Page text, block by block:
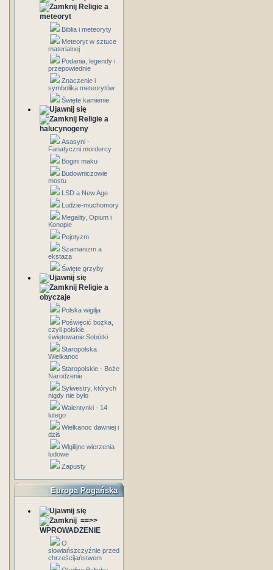
Religie a
meteoryt
Biblia i meteoryty
Meteoryt w sztuce
materialnej
Podania, legendy i
przepowiednie
Znaczenie i
symbolika meteorytów
Święte kamienie
Religie a
halucynogeny
Asasyni -
Fanatyczni mordercy
Bogini maku
Budowniczowie
mostu
LSD a New Age
Ludzie-muchomory
Megality, Opium i
Konopie
Pejotyzm
Szamanizm a
ekstaza
Święte grzyby
Religie a
obyczaje
Polska wigilja
Poświęcić bożka,
czyli polskie
świętowanie Sobótki
Staropolska
Wielkanoc
Staropolskie - Boże
Narodzenie
Sylwestry, których
nigdy nie było
Walentynki - 14
lutego
Wielkanoc dawniej i
dziś
Wigilijne wierzenia
ludowe
Zapusty
Europa Pogańska
==>>
WPROWADZENIE
O
słowiańszczyźnie przed
chrześcijaństwem